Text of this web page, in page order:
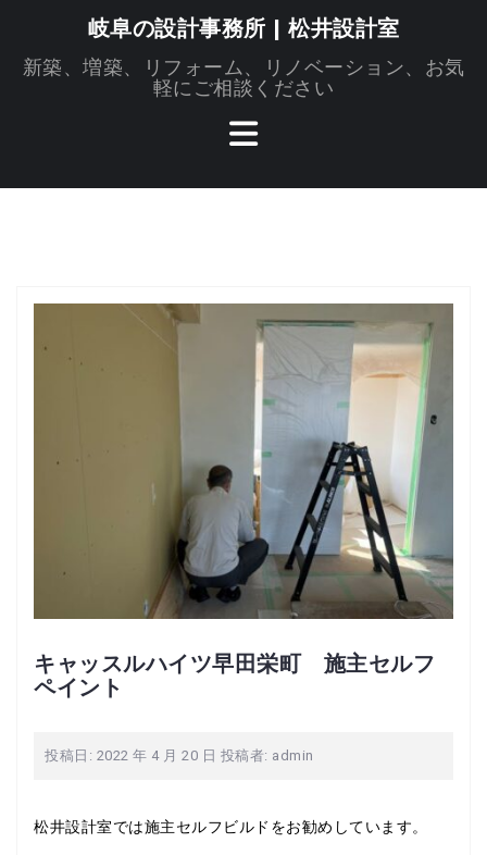
岐阜の設計事務所 | 松井設計室
新築、増築、リフォーム、リノベーション、お気
軽にご相談ください
キャッスルハイツ早田栄町 施主セルフ
ペイント
投稿日: 2022 年 4 月 20 日 投稿者: admin
松井設計室では施主セルフビルドをお勧めしています。